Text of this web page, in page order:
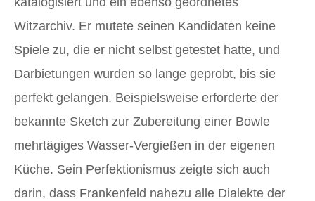
Witzarchiv. Er mutete seinen Kandidaten keine
Spiele zu, die er nicht selbst getestet hatte, und
Darbietungen wurden so lange geprobt, bis sie
perfekt gelangen. Beispielsweise erforderte der
bekannte Sketch zur Zubereitung einer Bowle
mehrtägiges Wasser-Vergießen in der eigenen
Küche. Sein Perfektionismus zeigte sich auch
darin, dass Frankenfeld nahezu alle Dialekte der